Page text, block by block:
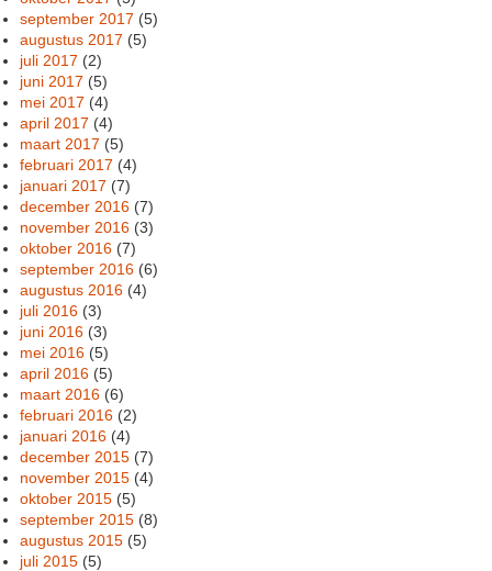
september 2017 (5)
augustus 2017 (5)
juli 2017 (2)
juni 2017 (5)
mei 2017 (4)
april 2017 (4)
maart 2017 (5)
februari 2017 (4)
januari 2017 (7)
december 2016 (7)
november 2016 (3)
oktober 2016 (7)
september 2016 (6)
augustus 2016 (4)
juli 2016 (3)
juni 2016 (3)
mei 2016 (5)
april 2016 (5)
maart 2016 (6)
februari 2016 (2)
januari 2016 (4)
december 2015 (7)
november 2015 (4)
oktober 2015 (5)
september 2015 (8)
augustus 2015 (5)
juli 2015 (5)